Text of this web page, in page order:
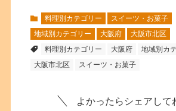
料理別カテゴリー
スイーツ・お菓子
地域別カテゴリー
大阪府
大阪市北区
料理別カテゴリー
大阪府
地域別カ
大阪市北区
スイーツ・お菓子
よかったらシェアして